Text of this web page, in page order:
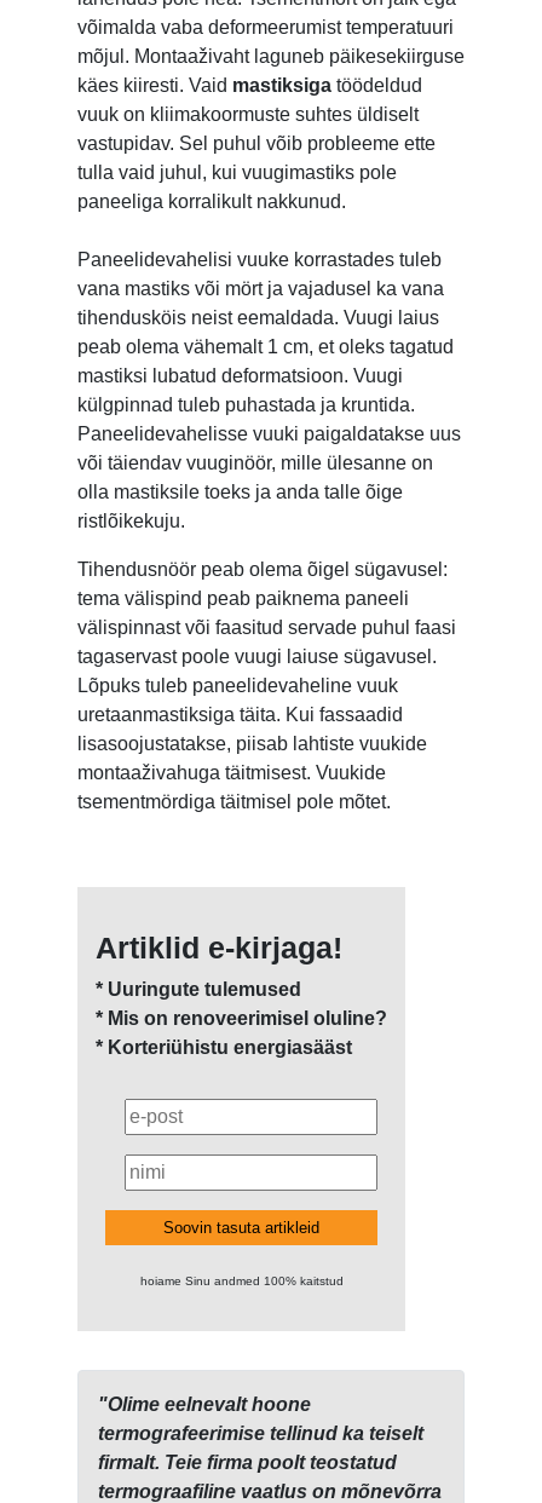
"Olime eelnevalt hoone
termografeerimise tellinud ka teiselt
firmalt. Teie firma poolt teostatud
termograafiline vaatlus on mõnevõrra
võimalda vaba deformeerumist temperatuuri
mõjul. Montaaživaht laguneb päikesekiirguse
käes kiiresti. Vaid mastiksiga töödeldud
vuuk on kliimakoormuste suhtes üldiselt
vastupidav. Sel puhul võib probleeme ette
tulla vaid juhul, kui vuugimastiks pole
paneeliga korralikult nakkunud.
Paneelidevahelisi vuuke korrastades tuleb
vana mastiks või mört ja vajadusel ka vana
tihendusköis neist eemaldada. Vuugi laius
peab olema vähemalt 1 cm, et oleks tagatud
mastiksi lubatud deformatsioon. Vuugi
külgpinnad tuleb puhastada ja kruntida.
Paneelidevahelisse vuuki paigaldatakse uus
või täiendav vuuginöör, mille ülesanne on
olla mastiksile toeks ja anda talle õige
ristlõikekuju.
Tihendusnöör peab olema õigel sügavusel:
tema välispind peab paiknema paneeli
välispinnast või faasitud servade puhul faasi
tagaservast poole vuugi laiuse sügavusel.
Lõpuks tuleb paneelidevaheline vuuk
uretaanmastiksiga täita. Kui fassaadid
lisasoojustatakse, piisab lahtiste vuukide
montaaživahuga täitmisest. Vuukide
tsementmördiga täitmisel pole mõtet.
Artiklid e-kirjaga!
* Uuringute tulemused
* Mis on renoveerimisel oluline?
* Korteriühistu energiasääst
Soovin tasuta artikleid
hoiame Sinu andmed 100% kaitstud